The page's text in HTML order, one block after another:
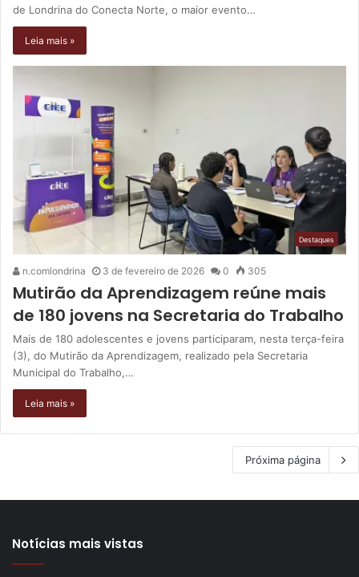
de Londrina do Conecta Norte, o maior evento…
Leia mais »
Destaques
n.comlondrina 3 de fevereiro de 2026 0 305
Mutirão da Aprendizagem reúne mais
de 180 jovens na Secretaria do Trabalho
Mais de 180 adolescentes e jovens participaram, nesta terça-feira
(3), do Mutirão da Aprendizagem, realizado pela Secretaria
Municipal do Trabalho,…
Leia mais »
Próxima página
Notícias mais vistas